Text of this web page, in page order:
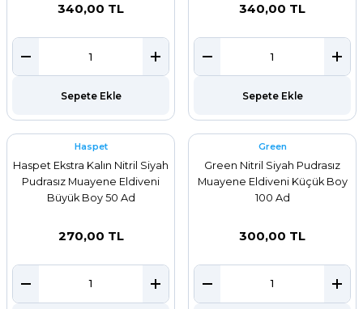
340,00 TL
Sepete Ekle
340,00 TL
Sepete Ekle
Haspet
Haspet Ekstra Kalın Nitril Siyah
Pudrasız Muayene Eldiveni
Büyük Boy 50 Ad
270,00 TL
Green
Green Nitril Siyah Pudrasız
Muayene Eldiveni Küçük Boy
100 Ad
300,00 TL